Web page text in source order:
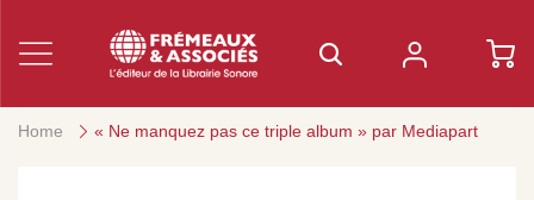
Home « Ne manquez pas ce triple album » par Mediapart